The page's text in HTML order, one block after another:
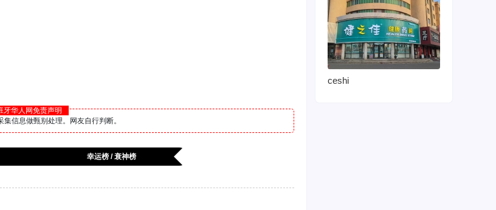
牙华人网免责声明
信息做甄别处理。网友自行判断。
幸运榜 / 衰神榜
ceshi